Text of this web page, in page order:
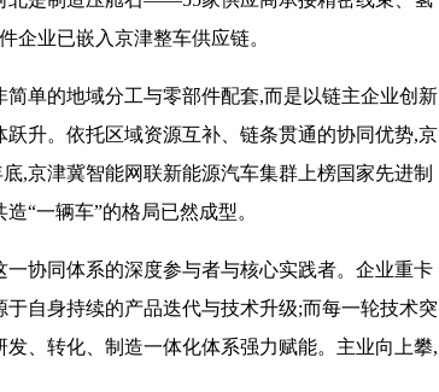
企业已嵌入京津整车供应链。
单的地域分工与零部件配套,而是以链主企业创新
升。依托区域资源互补、链条贯通的协同优势,京
,京津冀智能网联新能源汽车集群上榜国家先进制
“一辆车”的格局已然成型。
协同体系的深度参与者与核心实践者。企业重卡
自身持续的产品迭代与技术升级;而每一轮技术突
、转化、制造一体化体系强力赋能。主业向上攀,